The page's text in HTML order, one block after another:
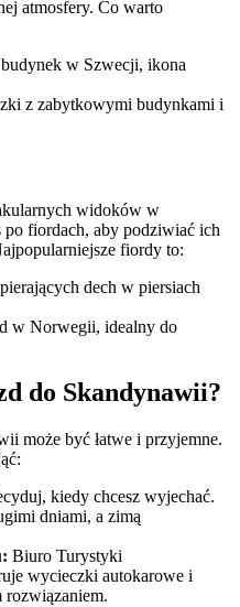
atmosfery. Co warto
w Szwecji, ikona
z zabytkowymi budynkami i
widoków w
fiordach, aby podziwiać ich
fiordy to:
dech w piersiach
w Norwegii, idealny do
do Skandynawii?
może być łatwe i przyjemne.
kiedy chcesz wyjechać.
dniami, a zimą
Biuro Turystyki
wycieczki autokarowe i